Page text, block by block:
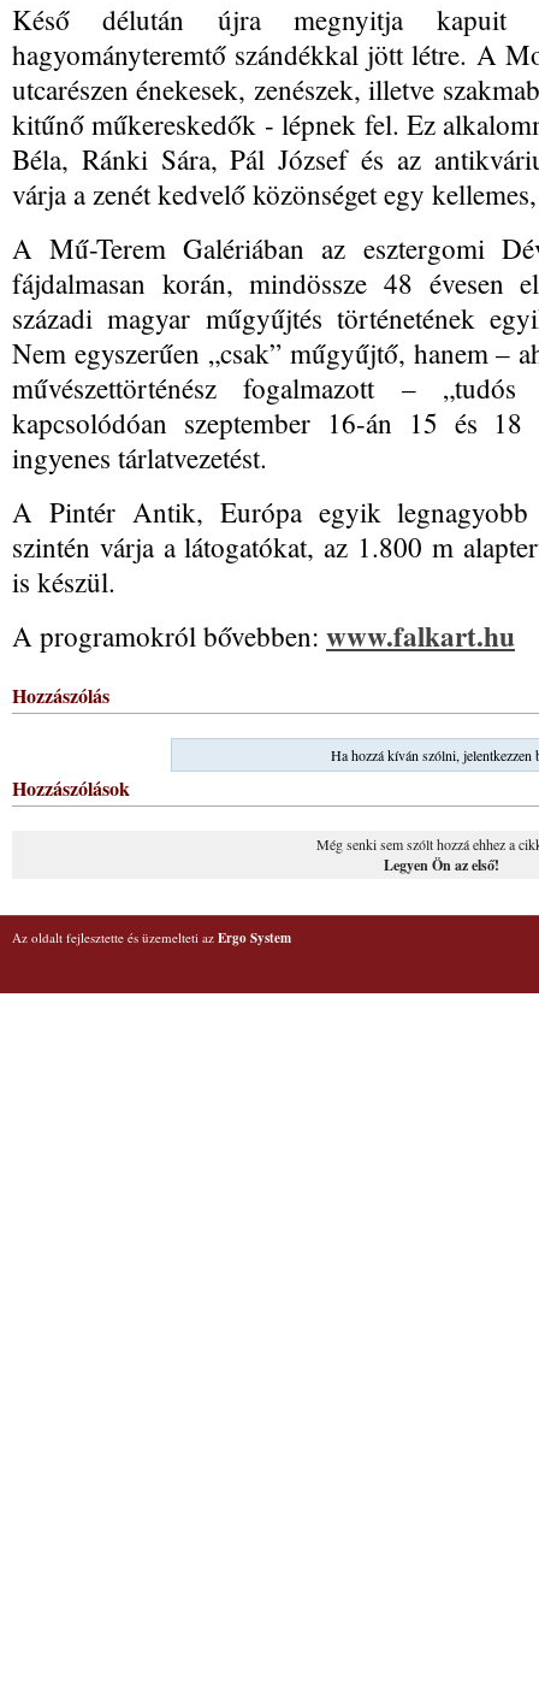
Késő délután újra megnyitja kapuit
hagyományteremtő szándékkal jött létre. A
utcarészen énekesek, zenészek, illetve
kitűnő műkereskedők - lépnek fel. Ez
Béla, Ránki Sára, Pál József és az
várja a zenét kedvelő közönséget egy
A Mű-Terem Galériában az esztergomi
fájdalmasan korán, mindössze 48
századi magyar műgyűjtés történetének
Nem egyszerűen „csak” műgyűjtő, hanem –
művészettörténész fogalmazott –
kapcsolódóan szeptember 16-án 15 és
ingyenes tárlatvezetést.
A Pintér Antik, Európa egyik legnagyobb
szintén várja a látogatókat, az 1.800 m
is készül.
A programokról bővebben: www.falkart.hu
Hozzászólás
Ha hozzá kíván szólni, jelentkezzen
Hozzászólások
Még senki sem szólt hozzá ehhez a
Legyen Ön az első!
Az oldalt fejlesztette és üzemelteti az Ergo System